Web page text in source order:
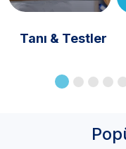
Tanı & Testler